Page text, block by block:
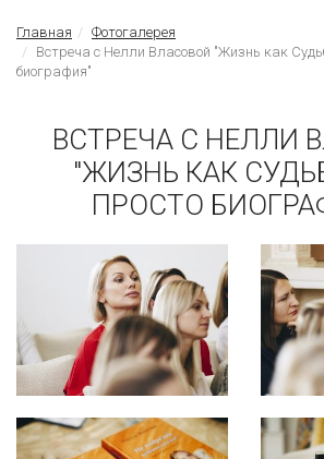
Главная
Фотогалерея
Встреча с Нелли Власовой "Жизнь как
биография"
ВСТРЕЧА С НЕЛЛИ
"ЖИЗНЬ КАК
ПРОСТО